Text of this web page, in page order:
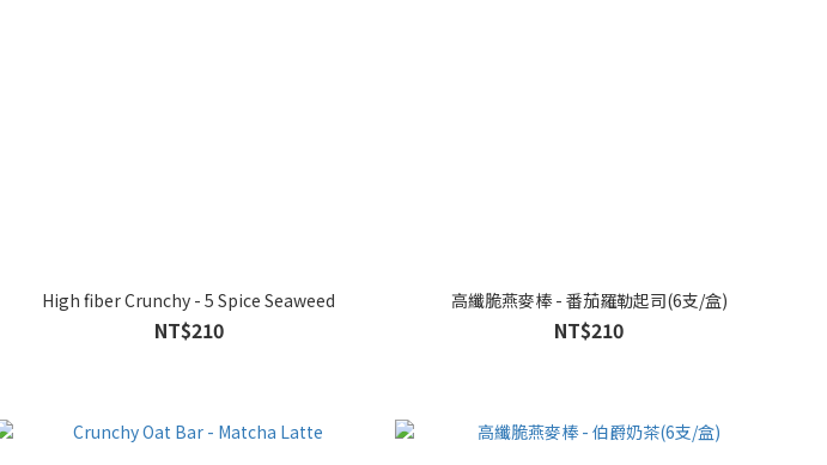
High fiber Crunchy - 5 Spice Seaweed
NT$210
高纖脆燕麥棒 - 番茄羅勒起司(6支/盒)
NT$210